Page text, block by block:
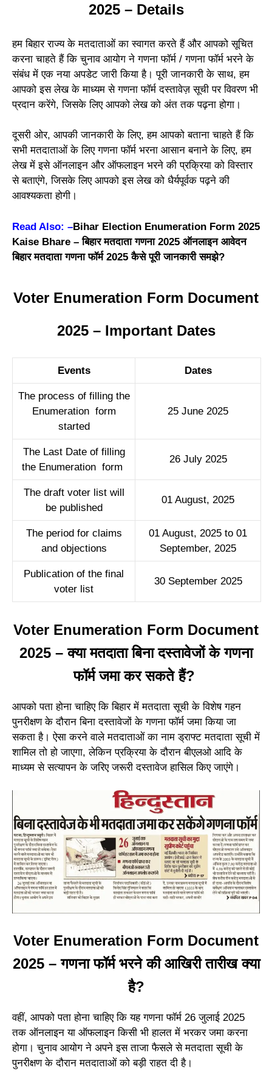
2025 – Details
हम बिहार राज्य के मतदाताओं का स्वागत करते हैं और आपको सूचित
करना चाहते हैं कि चुनाव आयोग ने गणना फॉर्म / गणना फॉर्म भरने के
संबंध में एक नया अपडेट जारी किया है। पूरी जानकारी के साथ, हम
आपको इस लेख के माध्यम से गणना फॉर्म दस्तावेज़ सूची पर विवरण भी
प्रदान करेंगे, जिसके लिए आपको लेख को अंत तक पढ़ना होगा।
दूसरी ओर, आपकी जानकारी के लिए, हम आपको बताना चाहते हैं कि
सभी मतदाताओं के लिए गणना फॉर्म भरना आसान बनाने के लिए, हम
लेख में इसे ऑनलाइन और ऑफलाइन भरने की प्रक्रिया को विस्तार
से बताएंगे, जिसके लिए आपको इस लेख को धैर्यपूर्वक पढ़ने की
आवश्यकता होगी।
Read Also: –Bihar Election Enumeration Form 2025
Kaise Bhare – बिहार मतदाता गणना 2025 ऑनलाइन आवेदन
बिहार मतदाता गणना फॉर्म 2025 कैसे पूरी जानकारी समझे?
Voter Enumeration Form Document
2025 – Important Dates
Events Dates
The process of filling the
Enumeration form
started
25 June 2025
The Last Date of filling
the Enumeration form
26 July 2025
The draft voter list will
be published
01 August, 2025
The period for claims
and objections
01 August, 2025 to 01
September, 2025
Publication of the final
voter list
30 September 2025
Voter Enumeration Form Document
2025 – क्या मतदाता बिना दस्तावेजों के गणना
फॉर्म जमा कर सकते हैं?
आपको पता होना चाहिए कि बिहार में मतदाता सूची के विशेष गहन
पुनरीक्षण के दौरान बिना दस्तावेजों के गणना फॉर्म जमा किया जा
सकता है। ऐसा करने वाले मतदाताओं का नाम ड्राफ्ट मतदाता सूची में
शामिल तो हो जाएगा, लेकिन प्रक्रिया के दौरान बीएलओ आदि के
माध्यम से सत्यापन के जरिए जरूरी दस्तावेज हासिल किए जाएंगे।
Voter Enumeration Form Document
2025 – गणना फॉर्म भरने की आखिरी तारीख क्या
है?
वहीं, आपको पता होना चाहिए कि यह गणना फॉर्म 26 जुलाई 2025
तक ऑनलाइन या ऑफलाइन किसी भी हालत में भरकर जमा करना
होगा। चुनाव आयोग ने अपने इस ताजा फैसले से मतदाता सूची के
पुनरीक्षण के दौरान मतदाताओं को बड़ी राहत दी है।